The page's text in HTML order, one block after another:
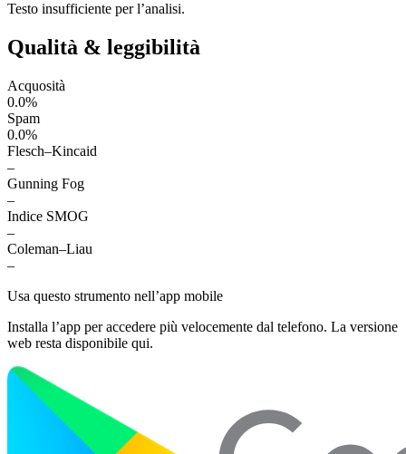
Testo insufficiente per l’analisi.
Qualità & leggibilità
Acquosità
0.0%
Spam
0.0%
Flesch–Kincaid
–
Gunning Fog
–
Indice SMOG
–
Coleman–Liau
–
Usa questo strumento nell’app mobile
Installa l’app per accedere più velocemente dal telefono. La versione
web resta disponibile qui.